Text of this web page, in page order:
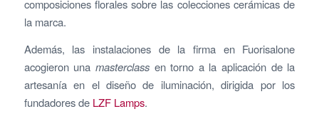
composiciones florales sobre las colecciones cerámicas de
la marca.
Además, las instalaciones de la firma en Fuorisalone
acogieron una masterclassen torno a la aplicación de la
artesanía en el diseño de iluminación, dirigida por los
fundadores de LZF Lamps.